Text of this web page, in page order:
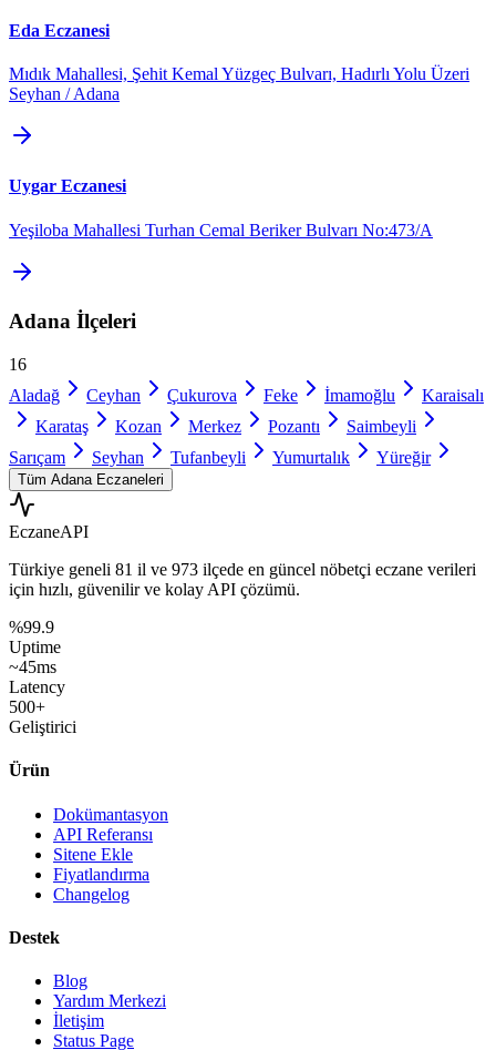
Eda Eczanesi
Mıdık Mahallesi, Şehit Kemal Yüzgeç Bulvarı, Hadırlı Yolu Üzeri
Seyhan / Adana
Uygar Eczanesi
Yeşiloba Mahallesi Turhan Cemal Beriker Bulvarı No:473/A
Adana İlçeleri
16
Aladağ
Ceyhan Çukurova Feke İmamoğlu
Karaisalı
Karataş
Kozan Merkez Pozantı
Saimbeyli
Sarıçam
Seyhan Tufanbeyli Yumurtalık Yüreğir
Tüm AdanaEczaneleri
EczaneAPI
Türkiye geneli 81 il ve 973 ilçede en güncel nöbetçi eczane verileri
için hızlı, güvenilir ve kolay API çözümü.
%99.9
Uptime
~45ms
Latency
500+
Geliştirici
Ürün
Dokümantasyon
API Referansı
Sitene Ekle
Fiyatlandırma
Changelog
Destek
Blog
Yardım Merkezi
İletişim
Status Page